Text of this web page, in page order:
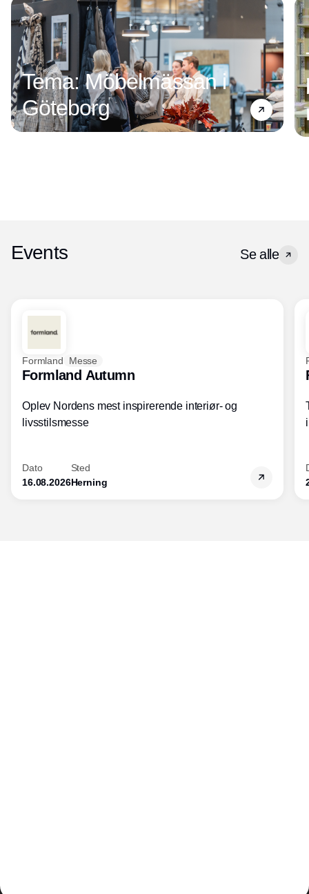
Tema: Möbelmässan i
Göteborg
Events Se alle
Formland Messe
Formland Autumn
Oplev Nordens mest inspirerende interiør- og
livsstilsmesse
Dato
16.08.2026
Sted
Herning